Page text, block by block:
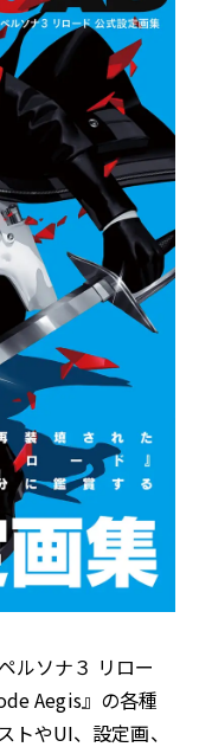
ルソナ３ リロー
Aegis』の各種
トやUI、設定画、